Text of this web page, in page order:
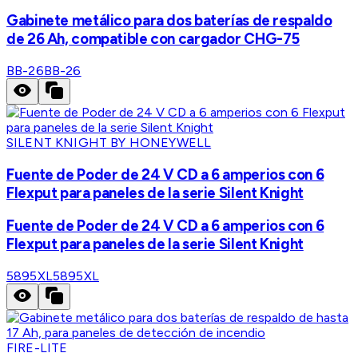
Gabinete metálico para dos baterías de respaldo
de 26 Ah, compatible con cargador CHG-75
BB-26BB-26
SILENT KNIGHT BY HONEYWELL
Fuente de Poder de 24 V CD a 6 amperios con 6
Flexput para paneles de la serie Silent Knight
Fuente de Poder de 24 V CD a 6 amperios con 6
Flexput para paneles de la serie Silent Knight
5895XL5895XL
FIRE-LITE